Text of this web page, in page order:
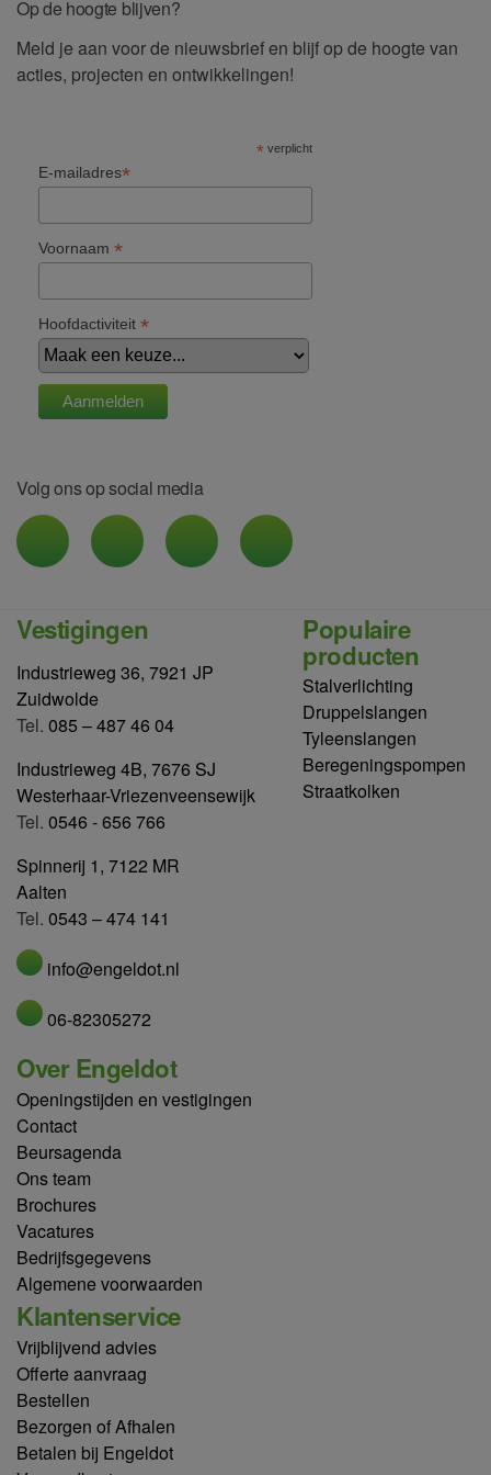
Op de hoogte blijven?
Meld je aan voor de nieuwsbrief en blijf op de hoogte van
acties, projecten en ontwikkelingen!
* verplicht
E-mailadres*
Voornaam *
Hoofdactiviteit *
Volg ons op social media
Vestigingen
Industrieweg 36, 7921 JP
Zuidwolde
Tel. 085 – 487 46 04
Industrieweg 4B, 7676 SJ
Westerhaar-Vriezenveensewijk
Tel. 0546 - 656 766
Spinnerij 1, 7122 MR
Aalten
Tel. 0543 – 474 141
info@engeldot.nl
06-82305272
Populaire
producten
Stalverlichting
Druppelslangen
Tyleenslangen
Beregeningspompen
Straatkolken
Over Engeldot
Openingstijden en vestigingen
Contact
Beursagenda
Ons team
Brochures
Vacatures
Bedrijfsgegevens
Algemene voorwaarden
Klantenservice
Vrijblijvend advies
Offerte aanvraag
Bestellen
Bezorgen of Afhalen
Betalen bij Engeldot